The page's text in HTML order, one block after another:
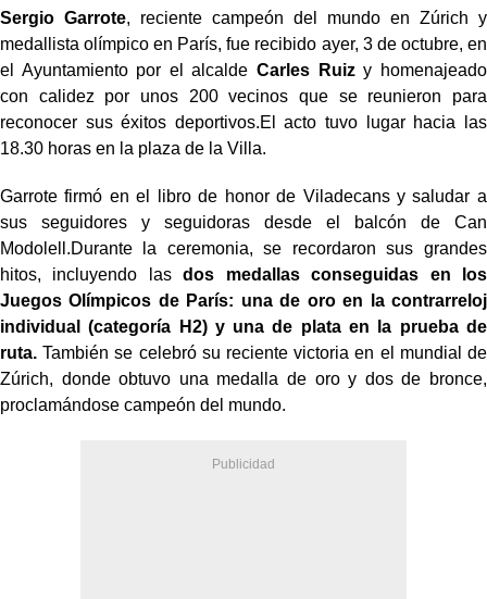
Sergio Garrote, reciente campeón del mundo en Zúrich y
medallista olímpico en París, fue recibido ayer, 3 de octubre, en
el Ayuntamiento por el alcaldeCarles Ruizy homenajeado
con calidez por unos 200 vecinos que se reunieron para
reconocer sus éxitos deportivos.El acto tuvo lugar hacia las
18.30 horas en la plaza de la Villa.
Garrote firmó en el libro de honor de Viladecans y saludar a
sus seguidores y seguidoras desde el balcón de Can
Modolell.Durante la ceremonia, se recordaron sus grandes
hitos, incluyendo lasdos medallas conseguidas en los
Juegos Olímpicos de París: una de oro en la contrarreloj
individual (categoría H2) y una de plata en la prueba de
ruta. También se celebró su reciente victoria en el mundial de
Zúrich, donde obtuvo una medalla de oro y dos de bronce,
proclamándose campeón del mundo.